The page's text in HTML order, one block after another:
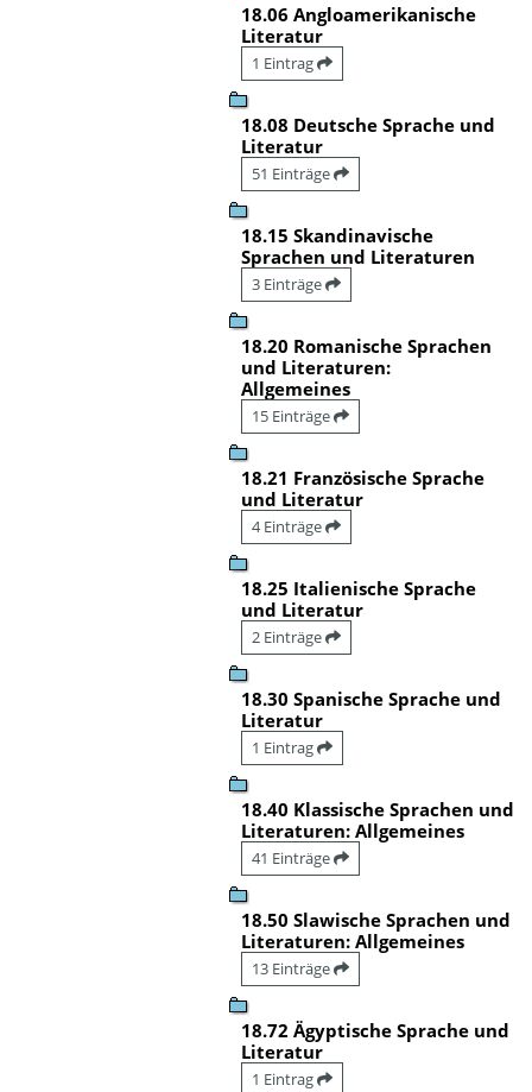
18.06 Angloamerikanische
Literatur
1 Eintrag
18.08 Deutsche Sprache und
Literatur
51 Einträge
18.15 Skandinavische
Sprachen und Literaturen
3 Einträge
18.20 Romanische Sprachen
und Literaturen:
Allgemeines
15 Einträge
18.21 Französische Sprache
und Literatur
4 Einträge
18.25 Italienische Sprache
und Literatur
2 Einträge
18.30 Spanische Sprache und
Literatur
1 Eintrag
18.40 Klassische Sprachen und
Literaturen: Allgemeines
41 Einträge
18.50 Slawische Sprachen und
Literaturen: Allgemeines
13 Einträge
18.72 Ägyptische Sprache und
Literatur
1 Eintrag